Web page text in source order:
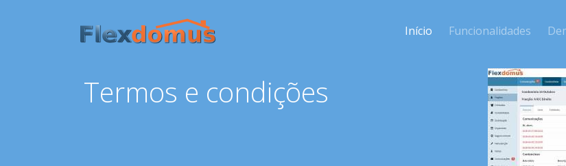
Início Funcionalidades
Termos e condições